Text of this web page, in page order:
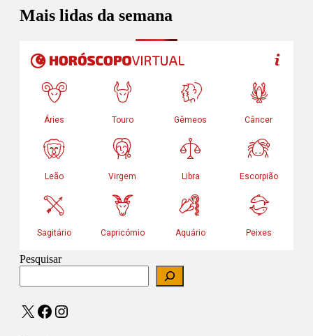
Mais lidas da semana
Pesquisar
X Facebook
Instagram